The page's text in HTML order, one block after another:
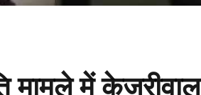
मामले में केजरीवाल